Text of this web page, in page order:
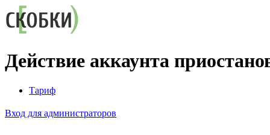
Действие аккаунта
Тариф
Вход для администраторов